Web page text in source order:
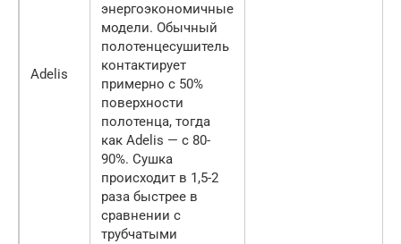
Adelis
энергоэкономичные
модели. Обычный
полотенцесушитель
контактирует
примерно с 50%
поверхности
полотенца, тогда
как Adelis — с 80-
90%. Сушка
происходит в 1,5-2
раза быстрее в
сравнении с
трубчатыми